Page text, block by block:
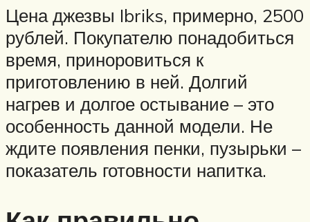
Цена джезвы Ibriks, примерно, 2500
рублей. Покупателю понадобиться
время, приноровиться к
приготовлению в ней. Долгий
нагрев и долгое остывание – это
особенность данной модели. Не
ждите появления пенки, пузырьки –
показатель готовности напитка.